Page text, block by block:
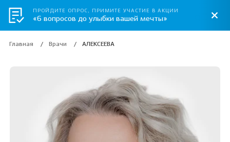
Главная Врачи АЛЕКСЕЕВА
ПРОЙДИТЕ ОПРОС, ПРИМИТЕ УЧАСТИЕ В АКЦИИ
«6 вопросов до улыбки вашей мечты»